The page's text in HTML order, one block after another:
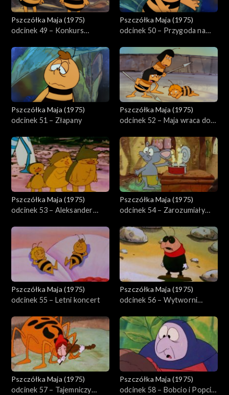
Pszczółka Maja (1975)
odcinek 49 – Konkurs
Pszczółka Maja (1975)
odcinek 50 – Przygoda na
Pszczółka Maja (1975)
odcinek 51 – Złapany
Pszczółka Maja (1975)
odcinek 52 – Maja wraca do
Pszczółka Maja (1975)
odcinek 53 – Aleksander
Pszczółka Maja (1975)
odcinek 54 – Zarozumiały
Pszczółka Maja (1975)
odcinek 55 – Letni koncert
Pszczółka Maja (1975)
odcinek 56 – Wytworni
Pszczółka Maja (1975)
odcinek 57 – Tajemniczy
Pszczółka Maja (1975)
odcinek 58 – Bobcio i Popcio